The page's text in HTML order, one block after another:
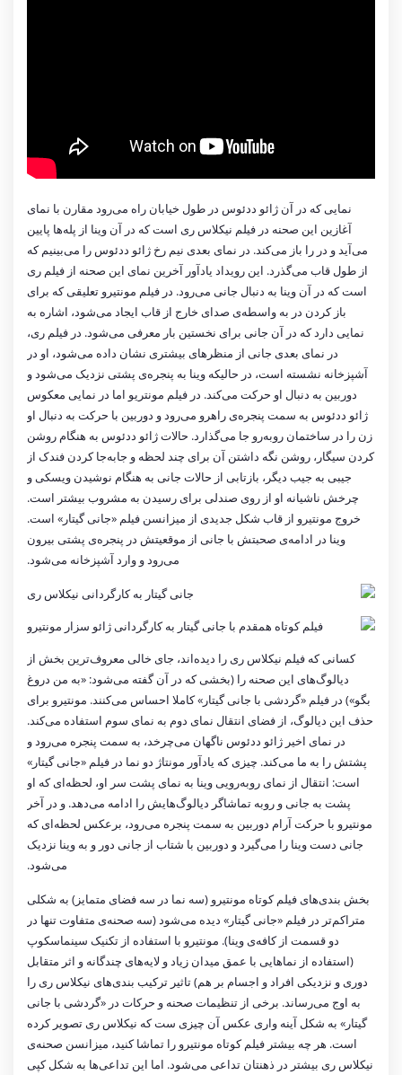
نمایی که در آن ژائو ددئوس در طول خیابان راه می‌رود مقارن با نمای
آغازین این صحنه در فیلم نیکلاس ری است که در آن وینا از پله‌ها پایین
می‌آید و در را باز می‌کند. در نمای بعدی نیم رخ ژائو ددئوس را می‌بینیم که
از طول قاب می‌گذرد. این رویداد یادآور آخرین نمای این صحنه از فیلم ری
است که در آن وینا به دنبال جانی می‌رود. در فیلم مونتیرو تعلیقی که برای
باز کردن در به واسطه‌ی صدای خارج از قاب ایجاد می‌شود، اشاره به
نمایی دارد که در آن جانی برای نخستین بار معرفی می‌شود. در فیلم ری،
در نمای بعدی جانی از منظرهای بیشتری نشان داده می‌شود، او در
آشپزخانه نشسته است، در حالیکه وینا به پنجره‌ی پشتی نزدیک می‌شود و
دوربین به دنبال او حرکت می‌کند. در فیلم مونتریو اما در نمایی معکوس
ژائو ددئوس به سمت پنجره‌ی راهرو می‌رود و دوربین با حرکت به دنبال او
زن را در ساختمان روبه‌رو جا می‌گذارد. حالات ژائو ددئوس به هنگام روشن
کردن سیگار، روشن نگه داشتن آن برای چند لحظه و جابه‌جا کردن فندک از
جیبی به جیب دیگر، بازتابی از حالات جانی به هنگام نوشیدن ویسکی و
چرخش ناشیانه او از روی صندلی برای رسیدن به مشروب بیشتر است.
خروج مونتیرو از قاب شکل جدیدی از میزانسن فیلم «جانی گیتار» است.
وینا در ادامه‌ی صحبتش با جانی از موقعیتش در پنجره‌ی پشتی بیرون
می‌رود و وارد آشپزخانه می‌شود.
کسانی که فیلم نیکلاس ری را دیده‌اند، جای خالی معروف‌ترین بخش از
دیالوگ‌های این صحنه را (بخشی که در آن گفته می‌شود: «به من دروغ
بگو») در فیلم «گردشی با جانی گیتار» کاملا احساس می‌کنند. مونتیرو برای
حذف این دیالوگ، از فضای انتقال نمای دوم به نمای سوم استفاده می‌کند.
در نمای اخیر ژائو ددئوس ناگهان می‌چرخد، به سمت پنجره می‌رود و
پشتش را به ما می‌کند. چیزی که یاد‌آور مونتاژ دو نما در فیلم «جانی گیتار»
است: انتقال از نمای روبه‌رویی وینا به نمای پشت سر او، لحظه‌ای که او
پشت به جانی و روبه تماشاگر دیالوگ‌هایش را ادامه می‌دهد. و در آخر
مونتیرو با حرکت آرام دوربین به سمت پنجره می‌رود، برعکس لحظه‌ای که
جانی دست وینا را می‌گیرد و دوربین با شتاب از جانی دور و به وینا نزدیک
می‌شود.
بخش بندی‌های فیلم کوتاه مونتیرو (سه نما در سه فضای متمایز) به شکلی
متراکم‌تر در فیلم «جانی گیتار» دیده می‌شود (سه صحنه‌ی متفاوت تنها در
دو قسمت از کافه‌ی وینا). مونتیرو با استفاده از تکنیک سینماسکوپ
(استفاده از نماهایی با عمق میدان زیاد و لایه‌های چندگانه و اثر متقابل
دوری و نزدیکی افراد و اجسام بر هم) تاثیر ترکیب بندی‌های نیکلاس ری را
به اوج می‌رساند. برخی از تنظیمات صحنه و حرکات در «گردشی با جانی
گیتار» به شکل آینه واری عکس آن چیزی ست که نیکلاس ری تصویر کرده
است. هر چه بیشتر فیلم کوتاه مونتیرو را تماشا کنید، میزانسن صحنه‌ی
نیکلاس ری بیشتر در ذهنتان تداعی می‌شود. اما این تداعی‌ها به شکل کپی